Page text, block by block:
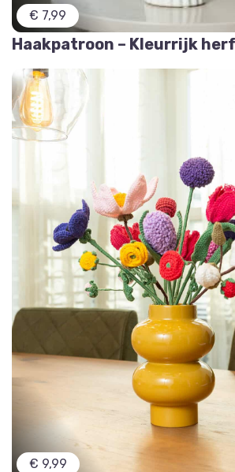
€ 7,99
Haakpatroon – Kleurrijk
€ 9,99